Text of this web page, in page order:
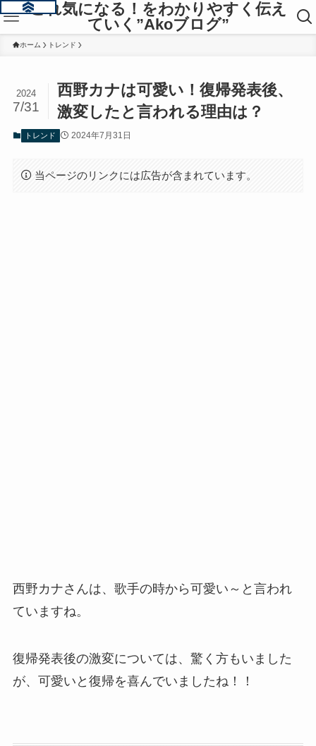
これ気になる！をわかりやすく伝え
ていく”Akoブログ”
ホーム トレンド
西野カナは可愛い！復帰発表後、
激変したと言われる理由は？
2024
7/31
トレンド 2024年7月31日
当ページのリンクには広告が含まれています。
西野カナさんは、歌手の時から可愛い～と言われ
ていますね。
復帰発表後の激変については、驚く方もいました
が、可愛いと復帰を喜んでいましたね！！